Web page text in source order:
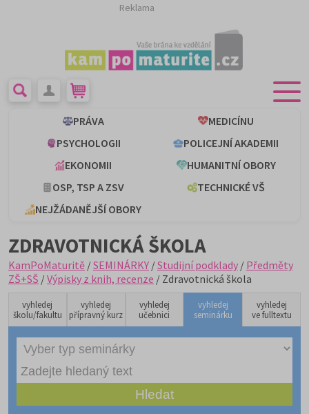
Reklama
PRÁVA
MEDICÍNU
PSYCHOLOGII
POLICEJNÍ AKADEMII
EKONOMII
HUMANITNÍ OBORY
OSP, TSP A ZSV
TECHNICKÉ VŠ
NEJŽÁDANĚJŠÍ OBORY
ZDRAVOTNICKÁ ŠKOLA
KamPoMaturitě /SEMINÁRKY /Studijní podklady / Předměty
ZŠ+SŠ /Výpisky z knih, recenze / Zdravotnická škola
vyhledej
školu/fakultu
vyhledej
přípravný kurz
vyhledej
učebnici
vyhledej
seminárku
vyhledej
ve fulltextu